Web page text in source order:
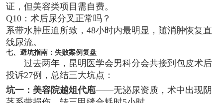
证，但美容类项目需自费。
Q10：术后尿分叉正常吗？
系带水肿压迫所致，48小时内最明显，随消肿恢复直
线尿流。
七、避坑指南：失败案例复盘
过去两年，昆明医学会男科分会共接到包皮术后
投诉27例，总结三大坑点：
坑一：美容院越俎代庖——无泌尿资质，术中出现阴